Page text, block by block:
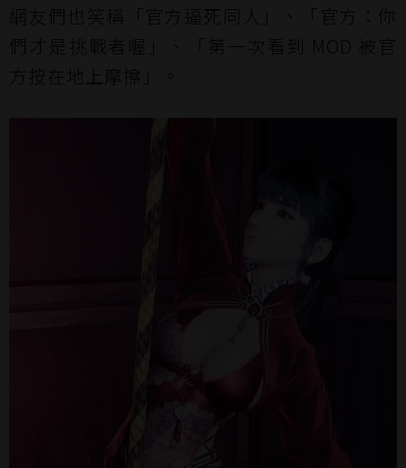
網友 們也笑稱「官方逼死同人」、「官方：你
們才是挑戰者喔」、「第一次看到 MOD 被官
方按在地上摩擦」。